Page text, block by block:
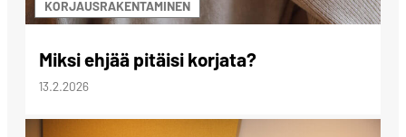
KORJAUSRAKENTAMINEN
Miksi ehjää pitäisi korjata?
13.2.2026